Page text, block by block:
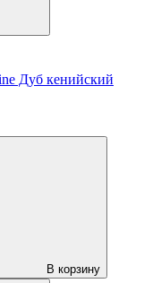
Дуб кенийский
В корзину